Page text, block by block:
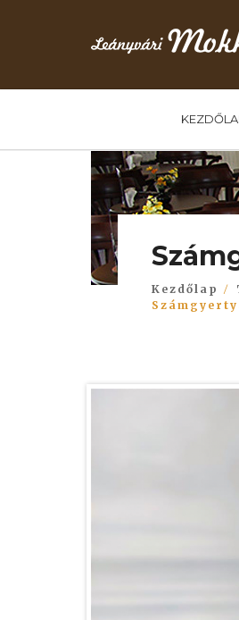
Kezdőlap